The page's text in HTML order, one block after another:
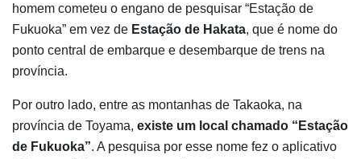
homem cometeu o engano de pesquisar “Estação de
Fukuoka” em vez de Estação de Hakata, que é nome do
ponto central de embarque e desembarque de trens na
província.
Por outro lado, entre as montanhas de Takaoka, na
província de Toyama, existe um local chamado “Estação
de Fukuoka”. A pesquisa por esse nome fez o aplicativo